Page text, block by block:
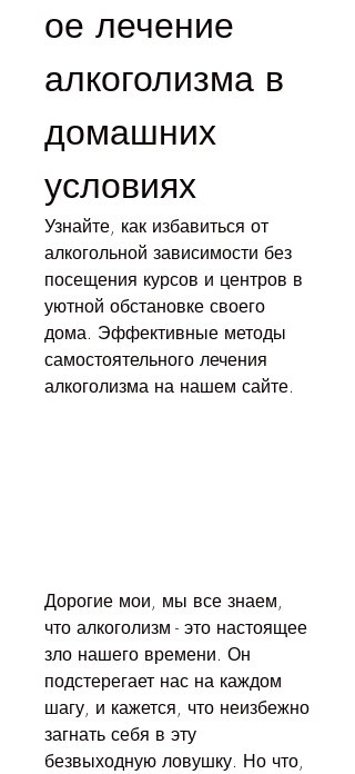
ое лечение
алкоголизма в
домашних
условиях
Узнайте, как избавиться от
алкогольной зависимости без
посещения курсов и центров в
уютной обстановке своего
дома. Эффективные методы
самостоятельного лечения
алкоголизма на нашем сайте.
Дорогие мои, мы все знаем,
что алкоголизм - это настоящее
зло нашего времени. Он
подстерегает нас на каждом
шагу, и кажется, что неизбежно
загнать себя в эту
безвыходную ловушку. Но что,